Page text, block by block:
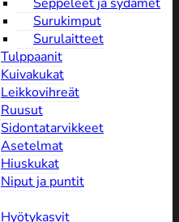
Surukimput
Surulaitteet
Tulppaanit
Kuivakukat
Leikkovihreät
Ruusut
Sidontatarvikkeet
Asetelmat
Hiuskukat
Niput ja puntit
Hyötykasvit